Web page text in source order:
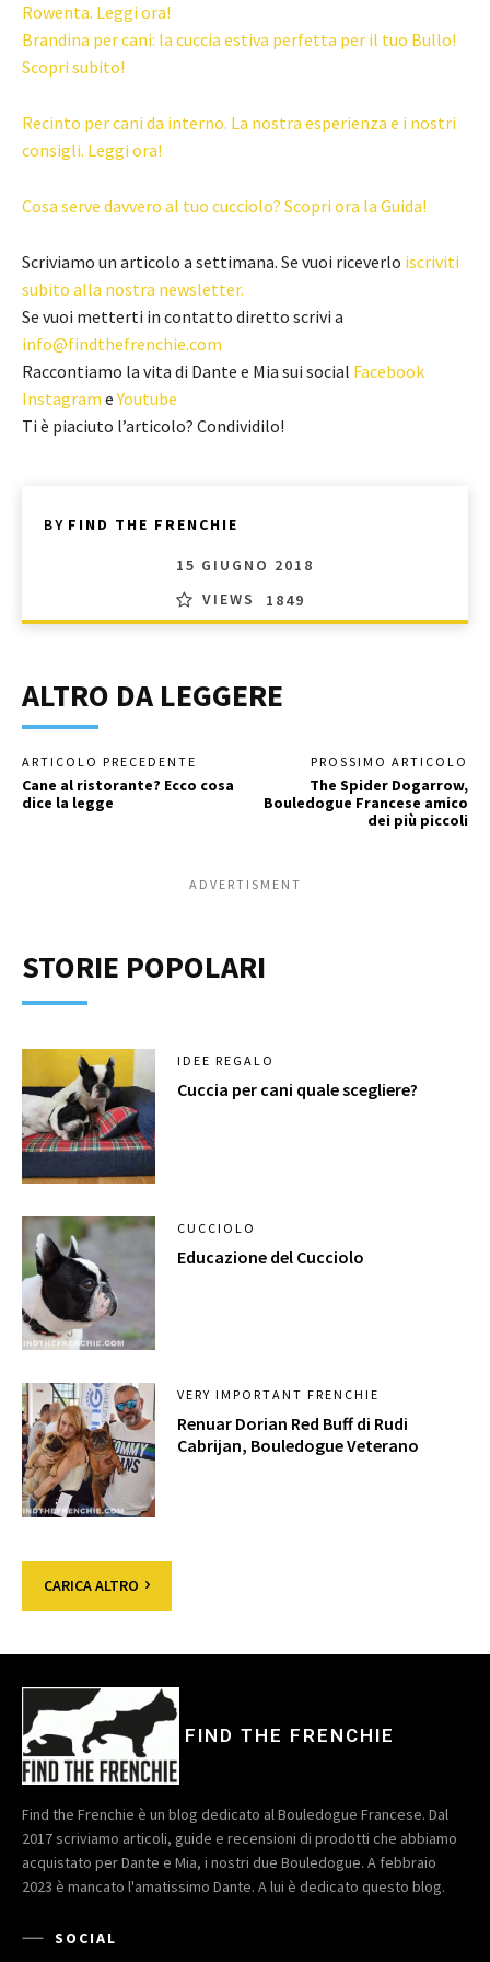
Rowenta. Leggi ora!
Brandina per cani: la cuccia estiva perfetta per il tuo Bullo!
Scopri subito!
Recinto per cani da interno. La nostra esperienza e i nostri
consigli. Leggi ora!
Cosa serve davvero al tuo cucciolo? Scopri ora la Guida!
Scriviamo un articolo a settimana. Se vuoi riceverlo iscriviti
subito alla nostra newsletter.
Se vuoi metterti in contatto diretto scrivi a
info@findthefrenchie.com
Raccontiamo la vita di Dante e Mia sui social Facebook
Instagram eYoutube
Ti è piaciuto l’articolo? Condividilo!
BY FIND THE FRENCHIE
15 GIUGNO 2018
VIEWS
1849
ALTRO DA LEGGERE
ARTICOLO PRECEDENTE
Cane al ristorante? Ecco cosa
dice la legge
PROSSIMO ARTICOLO
The Spider Dogarrow,
Bouledogue Francese amico
dei più piccoli
ADVERTISMENT
STORIE POPOLARI
IDEE REGALO
Cuccia per cani quale scegliere?
CUCCIOLO
Educazione del Cucciolo
VERY IMPORTANT FRENCHIE
Renuar Dorian Red Buff di Rudi
Cabrijan, Bouledogue Veterano
CARICA ALTRO
FIND THE FRENCHIE
Find the Frenchie è un blog dedicato al Bouledogue Francese. Dal
2017 scriviamo articoli, guide e recensioni di prodotti che abbiamo
acquistato per Dante e Mia, i nostri due Bouledogue. A febbraio
2023 è mancato l'amatissimo Dante. A lui è dedicato questo blog.
SOCIAL